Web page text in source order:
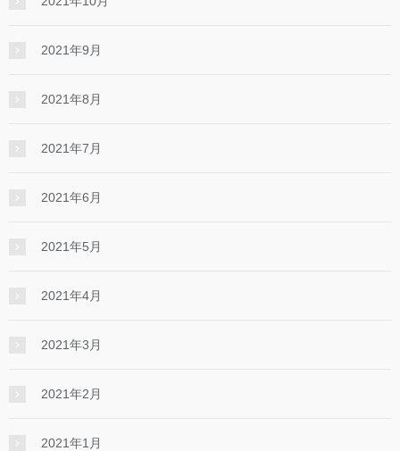
2021年9月
2021年8月
2021年7月
2021年6月
2021年5月
2021年4月
2021年3月
2021年2月
2021年1月